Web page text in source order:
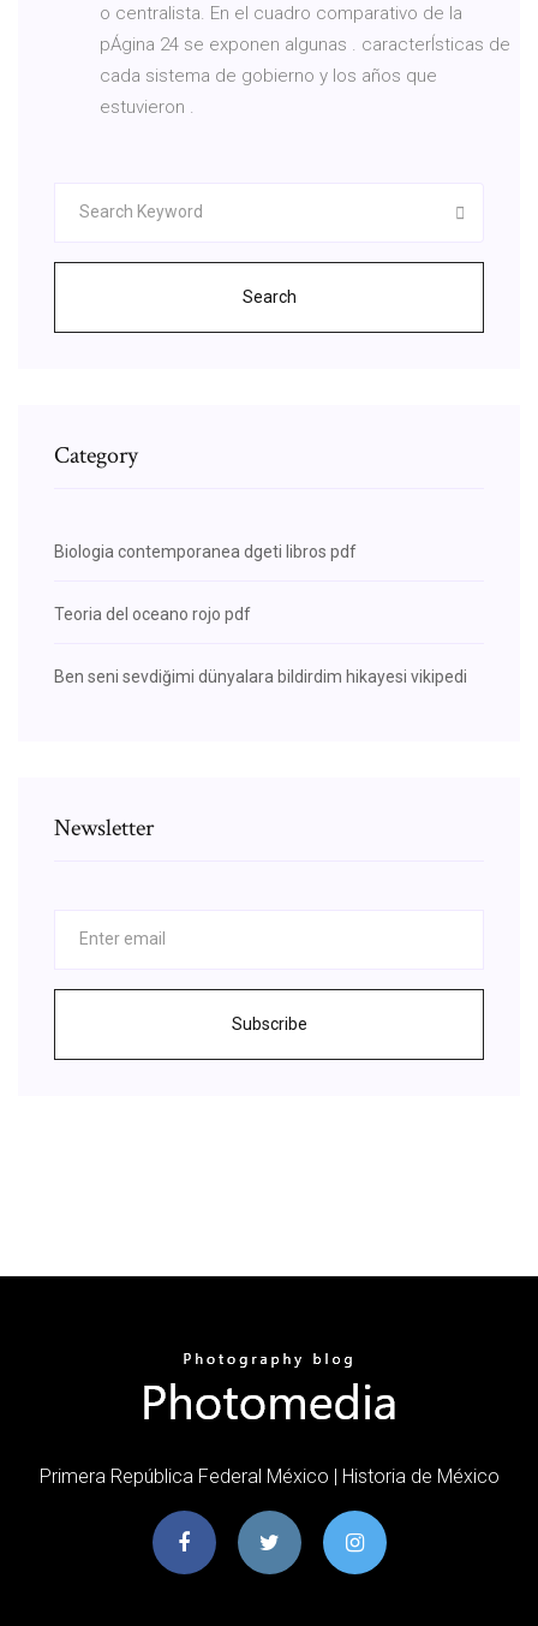
o centralista. En el cuadro comparativo de la
pÁgina 24 se exponen algunas . caracterÍsticas de
cada sistema de gobierno y los años que
estuvieron .
Search
Category
Biologia contemporanea dgeti libros pdf
Teoria del oceano rojo pdf
Ben seni sevdiğimi dünyalara bildirdim hikayesi vikipedi
Newsletter
Subscribe
Primera República Federal México | Historia de México